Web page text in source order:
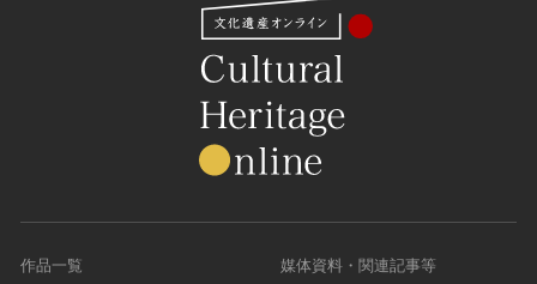
作品一覧 媒体資料・関連記事等